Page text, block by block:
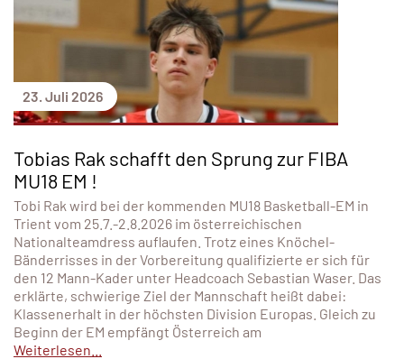
23. Juli 2026
Tobias Rak schafft den Sprung zur FIBA
MU18 EM !
Tobi Rak wird bei der kommenden MU18 Basketball-EM in
Trient vom 25.7.-2.8.2026 im österreichischen
Nationalteamdress auflaufen. Trotz eines Knöchel-
Bänderrisses in der Vorbereitung qualifizierte er sich für
den 12 Mann-Kader unter Headcoach Sebastian Waser. Das
erklärte, schwierige Ziel der Mannschaft heißt dabei:
Klassenerhalt in der höchsten Division Europas. Gleich zu
Beginn der EM empfängt Österreich am
Weiterlesen...